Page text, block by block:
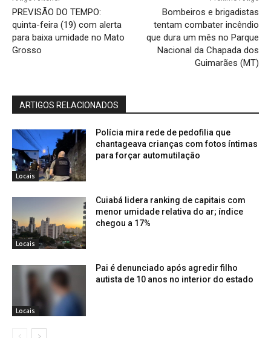
PREVISÃO DO TEMPO:
quinta-feira (19) com alerta
para baixa umidade no Mato
Grosso
Bombeiros e brigadistas
tentam combater incêndio
que dura um mês no Parque
Nacional da Chapada dos
Guimarães (MT)
ARTIGOS RELACIONADOS
Locais
Polícia mira rede de pedofilia que
chantageava crianças com fotos íntimas
para forçar automutilação
Locais
Cuiabá lidera ranking de capitais com
menor umidade relativa do ar; índice
chegou a 17%
Locais
Pai é denunciado após agredir filho
autista de 10 anos no interior do estado